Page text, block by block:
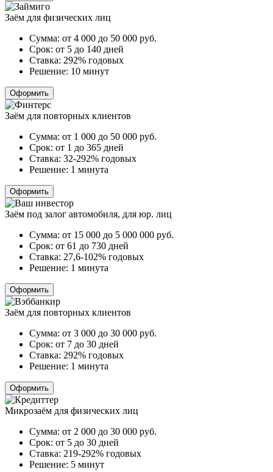
Заём для физических лиц
Сумма: от 4 000 до 50 000 руб.
Срок: от 5 до 140 дней
Ставка: 292% годовых
Решение: 10 минут
Оформить
Заём для повторных клиентов
Сумма: от 1 000 до 50 000 руб.
Срок: от 1 до 365 дней
Ставка: 32-292% годовых
Решение: 1 минута
Оформить
Заём под залог автомобиля, для юр. лиц
Сумма: от 15 000 до 5 000 000 руб.
Срок: от 61 до 730 дней
Ставка: 27,6-102% годовых
Решение: 1 минута
Оформить
Заём для повторных клиентов
Сумма: от 3 000 до 30 000 руб.
Срок: от 7 до 30 дней
Ставка: 292% годовых
Решение: 1 минута
Оформить
Микрозаём для физических лиц
Сумма: от 2 000 до 30 000 руб.
Срок: от 5 до 30 дней
Ставка: 219-292% годовых
Решение: 5 минут